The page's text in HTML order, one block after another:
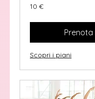
10
euro
10 €
Prenota
Scopri i piani